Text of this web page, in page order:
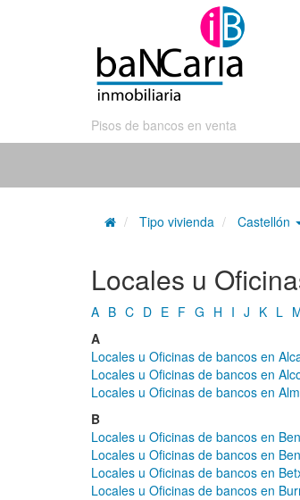
Pisos de bancos en venta
Tipo vivienda Castellón
Locales u
A B C D E F G H I J K L
A
Locales u Oficinas de bancos en
Locales u Oficinas de bancos en
Locales u Oficinas de bancos en
B
Locales u Oficinas de bancos en
Locales u Oficinas de bancos en
Locales u Oficinas de bancos en
Locales u Oficinas de bancos en